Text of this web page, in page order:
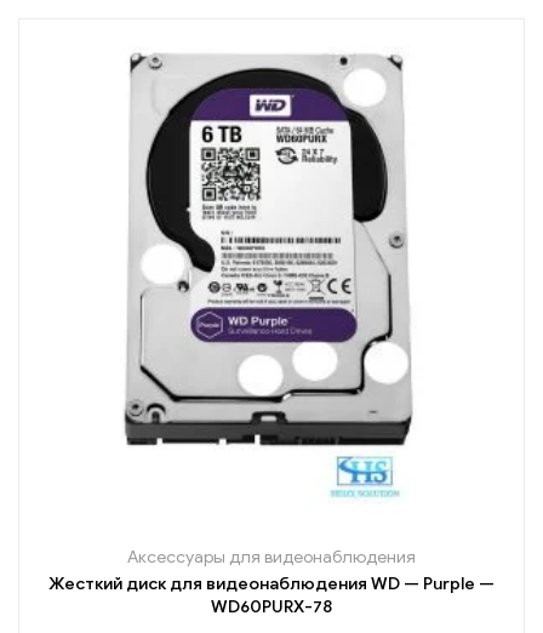
Аксессуары для видеонаблюдения
Жесткий диск для видеонаблюдения WD — Purple —
WD60PURX-78